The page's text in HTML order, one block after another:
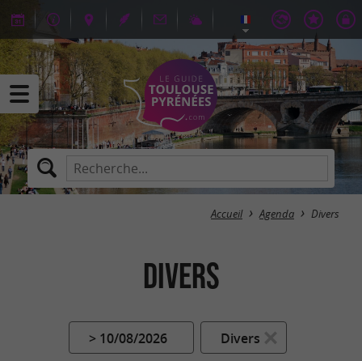
Accueil Agenda Divers
Divers
> 10/08/2026 Divers